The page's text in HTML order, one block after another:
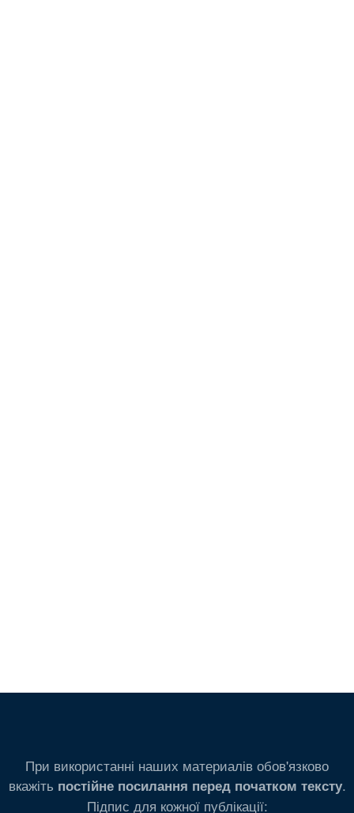
При використанні наших материалів обов'язково
вкажіть постійне посилання перед початком тексту.
Підпис для кожної публікації: